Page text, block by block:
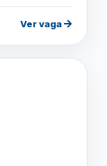
Ver vaga